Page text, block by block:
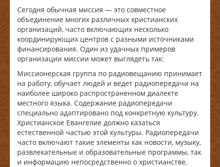
Сегодня обычная миссия — это совместное
объединение многих различных христианских
организаций, часто включающих несколько
координирующих центров с разными источниками
финансирования. Один из удачных примеров
организации миссии может выглядеть так:
Миссионерская группа по радиовещанию принимает
на работу, обучает людей и ведет радиопередачи на
наиболее широко распространенном диалекте
местного языка. Содержание радиопередачи
специально адаптировано под конкретную культуру.
Христианское Евангелие должно казаться
естественной частью этой культуры. Радиопередачи
часто включают такие элементы как новости, музыку,
развлекательные и образовательные программы, так
и информацию непосредственно о христианстве.